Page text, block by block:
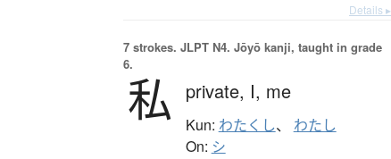
Details ▸
7 strokes. JLPT N4. Jōyō kanji, taught in grade
6.
私 private, I, me
Kun: わたくし、 わたし
On: シ